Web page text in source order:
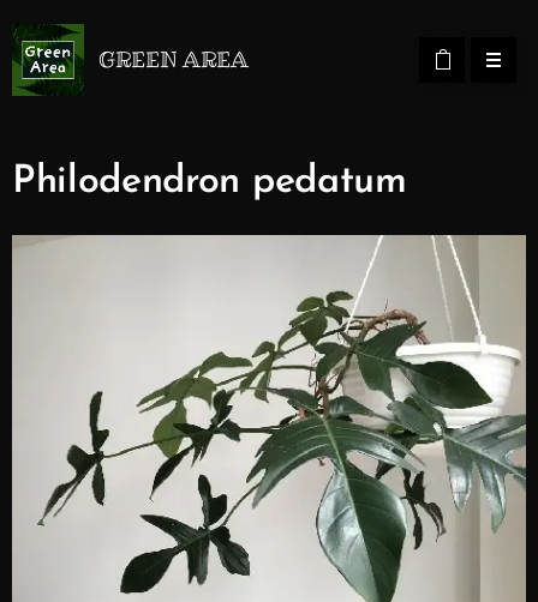
GREEN AREA
Philodendron pedatum